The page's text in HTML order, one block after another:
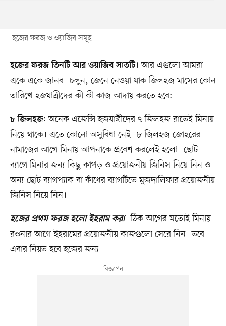
হজের ফরজ ও ওয়াজিব সমূহ
হজের ফরজ তিনটি আর ওয়াজিব সাতটি। আর এগুলো আমরা
একে একে জানব। চলুন, জেনে নেওয়া যাক জিলহজ মাসের কোন
তারিখে হজযাত্রীদের কী কী কাজ আদায় করতে হবে:
৮ জিলহজ: অনেক এজেন্সি হজযাত্রীদের ৭ জিলহজ রাতেই মিনায়
নিয়ে থাকে। এতে কোনো অসুবিধা নেই। ৮ জিলহজ জোহরের
নামাজের আগে মিনায় আপনাকে প্রবেশ করলেই হলো। ছোট
ব্যাগে মিনার জন্য কিছু কাপড় ও প্রয়োজনীয় জিনিস নিয়ে নিন ও
অন্য ছোট ব্যাগপ্যাক বা কাঁধের ব্যাগটিতে মুজদালিফার প্রয়োজনীয়
জিনিস নিয়ে নিন।
হজের প্রথম ফরজ হলো ইহরাম করা। ঠিক আগের মতোই মিনায়
রওনার আগে ইহরামের প্রয়োজনীয় কাজগুলো সেরে নিন। তবে
এবার নিয়ত হবে হজের জন্য।